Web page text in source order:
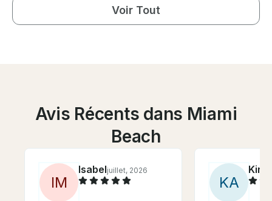
Voir Tout
Avis Récents dans Miami
Beach
IM
Isabeljuillet, 2026
KA